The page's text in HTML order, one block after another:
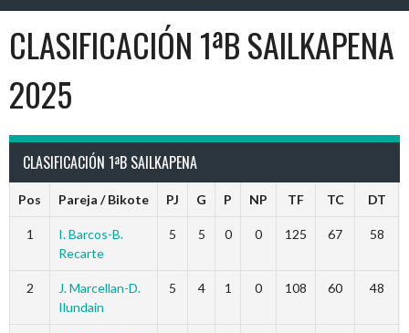
CLASIFICACIÓN 1ªB SAILKAPENA
2025
CLASIFICACIÓN 1ªB SAILKAPENA
Pos Pareja / Bikote PJ G P NP TF TC DT
1
I. Barcos-B.
Recarte
5 5 0 0 125 67 58
2
J. Marcellan-D.
Ilundain
5 4 1 0 108 60 48